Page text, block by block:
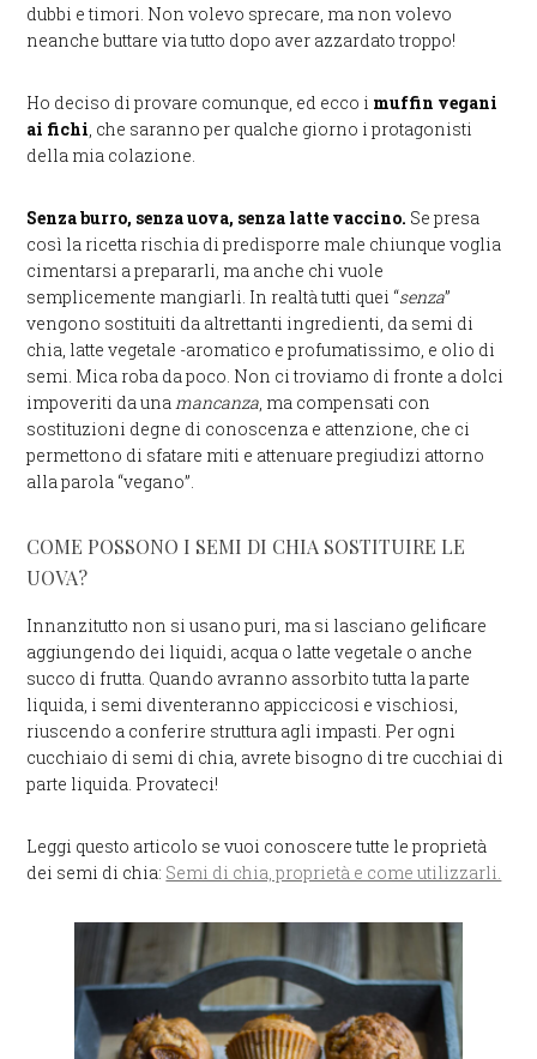
dubbi e timori. Non volevo sprecare, ma non volevo
neanche buttare via tutto dopo aver azzardato troppo!
Ho deciso di provare comunque, ed ecco i muffin vegani
ai fichi , che saranno per qualche giorno i protagonisti
della mia colazione.
Senza burro, senza uova, senza latte vaccino. Se presa
così la ricetta rischia di predisporre male chiunque voglia
cimentarsi a prepararli, ma anche chi vuole
semplicemente mangiarli. In realtà tutti quei “senza”
vengono sostituiti da altrettanti ingredienti, da semi di
chia, latte vegetale -aromatico e profumatissimo, e olio di
semi. Mica roba da poco. Non ci troviamo di fronte a dolci
impoveriti da una mancanza , ma compensati con
sostituzioni degne di conoscenza e attenzione, che ci
permettono di sfatare miti e attenuare pregiudizi attorno
alla parola “vegano”.
COME POSSONO I SEMI DI CHIA SOSTITUIRE LE
UOVA?
Innanzitutto non si usano puri, ma si lasciano gelificare
aggiungendo dei liquidi, acqua o latte vegetale o anche
succo di frutta. Quando avranno assorbito tutta la parte
liquida, i semi diventeranno appiccicosi e vischiosi,
riuscendo a conferire struttura agli impasti. Per ogni
cucchiaio di semi di chia, avrete bisogno di tre cucchiai di
parte liquida. Provateci!
Leggi questo articolo se vuoi conoscere tutte le proprietà
dei semi di chia: Semi di chia, proprietà e come utilizzarli.